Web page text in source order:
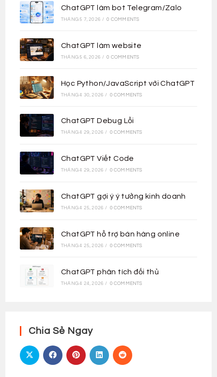
ChatGPT làm bot Telegram/Zalo
THÁNG 5 7, 2026 / 0 COMMENTS
ChatGPT làm website
THÁNG 5 6, 2026 / 0 COMMENTS
Học Python/JavaScript với ChatGPT
THÁNG 4 30, 2026 / 0 COMMENTS
ChatGPT Debug Lỗi
THÁNG 4 29, 2026 / 0 COMMENTS
ChatGPT Viết Code
THÁNG 4 29, 2026 / 0 COMMENTS
ChatGPT gợi ý ý tưởng kinh doanh
THÁNG 4 25, 2026 / 0 COMMENTS
ChatGPT hỗ trợ bán hàng online
THÁNG 4 25, 2026 / 0 COMMENTS
ChatGPT phân tích đối thủ
THÁNG 4 24, 2026 / 0 COMMENTS
Chia Sẻ Ngay